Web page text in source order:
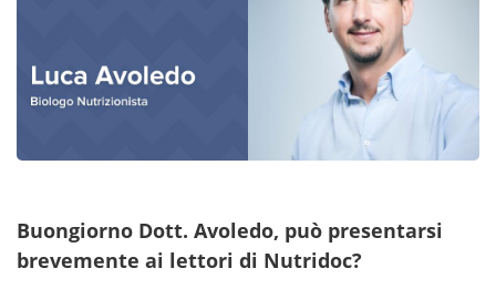
Buongiorno Dott. Avoledo, può presentarsi
brevemente ai lettori di Nutridoc?